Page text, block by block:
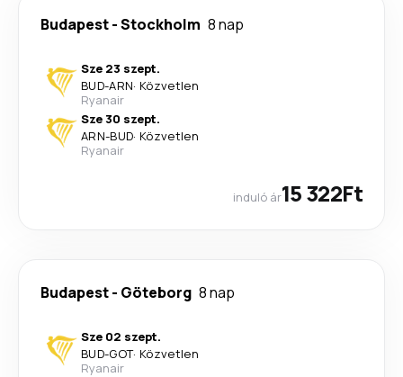
Budapest-Stockholm 8 nap
Sze 23 szept.
BUD-ARN· Közvetlen
Ryanair
Sze 30 szept.
ARN-BUD· Közvetlen
Ryanair
induló ár15 322Ft
Budapest- Göteborg 8 nap
Sze 02 szept.
BUD-GOT· Közvetlen
Ryanair